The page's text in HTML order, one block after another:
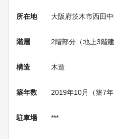
所在地 大阪府茨木市西田
階層 2階部分（地上3階建
構造 木造
築年数 2019年10月（築7年
駐車場 ***